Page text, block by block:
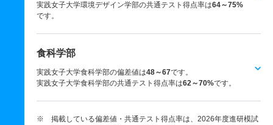
実践女子大学環境デザイン学部の共通テスト得点率は64～75%
です。
食科学部
実践女子大学食科学部の偏差値は48～67です。
実践女子大学食科学部の共通テスト得点率は62～70%です。
※ 掲載している偏差値・共通テスト得点率は、2026年度進研模試